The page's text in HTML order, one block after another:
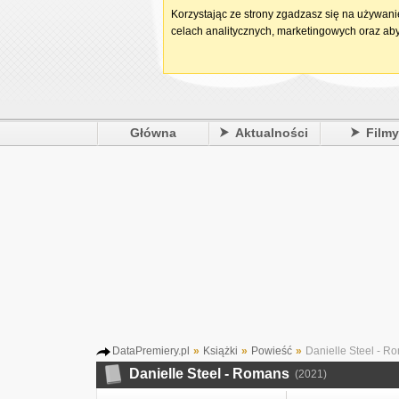
Główna Aktualności Filmy
DataPremiery.pl » Książki » Powieść » Danielle Steel -
Danielle Steel - Romans (2021)
Korzystając ze strony zgadzasz się na
celach analitycznych, marketingowych oraz